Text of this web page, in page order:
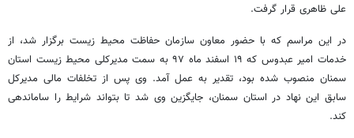
علی ظاهری قرار گرفت.
در این مراسم که با حضور معاون سازمان حفاظت محیط زیست برگزار شد، از
خدمات امیر عبدوس که ۱۹ اسفند ماه ۹۷ به سمت مدیرکلی محیط زیست استان
سمنان منصوب شده بود، تقدیر به عمل آمد. وی پس از تخلفات مالی مدیرکل
سابق این نهاد در استان سمنان، جایگزین وی شد تا بتواند شرایط را ساماندهی
کند.